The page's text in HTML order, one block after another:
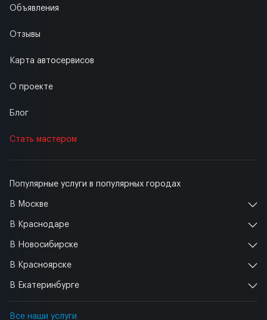
Популярные услуги в популярных городах
В Москве
В Краснодаре
В Новосибирске
В Красноярске
В Екатеринбурге
Все наши услуги
Объявления
Отзывы
Карта автосервисов
О проекте
Блог
Стать мастером